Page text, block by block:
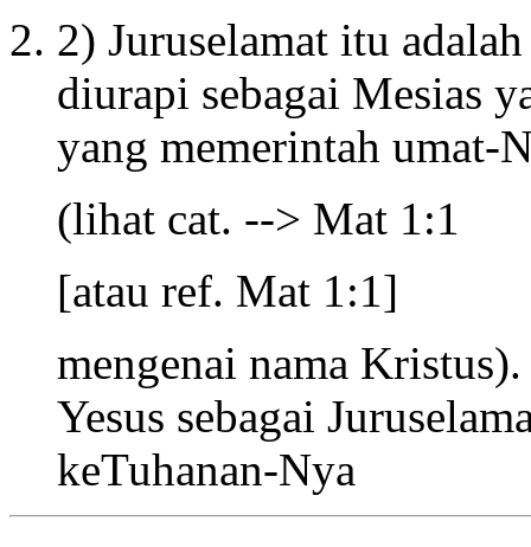
2) Juruselamat itu
diurapi sebagai Mesias
yang memerintah umat-
(lihat cat. --> Mat 1:1
[atau ref. Mat 1:1]
mengenai nama
Yesus sebagai
keTuhanan-Nya